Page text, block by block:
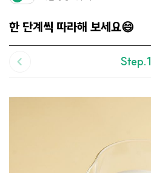
한 단계씩 따라해 보세요😄
Step.1